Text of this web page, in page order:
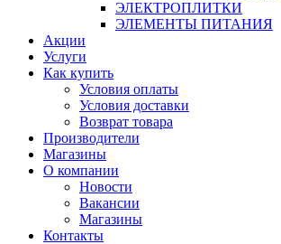
ЭЛЕКТРОПЛИТКИ
ЭЛЕМЕНТЫ ПИТАНИЯ
Акции
Услуги
Как купить
Условия оплаты
Условия доставки
Возврат товара
Производители
Магазины
О компании
Новости
Вакансии
Магазины
Контакты